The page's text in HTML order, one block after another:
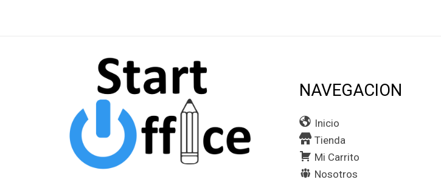
NAVEGACION
Inicio
Tienda
Mi Carrito
Nosotros